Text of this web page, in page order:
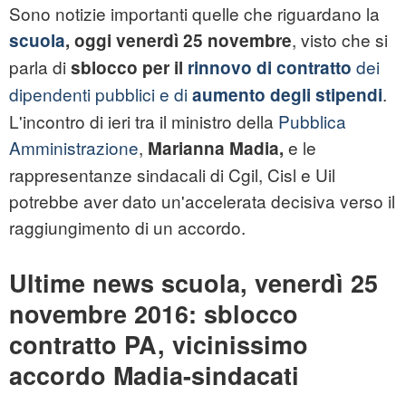
Sono notizie importanti quelle che riguardano la
scuola, oggi venerdì 25 novembre, visto che si
parla di sblocco per il rinnovo di contratto dei
dipendenti pubblici e diaumento degli stipendi.
L'incontro di ieri tra il ministro della Pubblica
Amministrazione, Marianna Madia, e le
rappresentanze sindacali di Cgil, Cisl e Uil
potrebbe aver dato un'accelerata decisiva verso il
raggiungimento di un accordo.
Ultime news scuola, venerdì 25
novembre 2016: sblocco
contratto PA, vicinissimo
accordo Madia-sindacati